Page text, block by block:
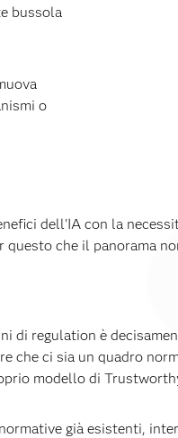
bussola
o
dell'IA con la
questo che il panorama
di regulation è
che ci sia un quadro
modello di
già esistenti,